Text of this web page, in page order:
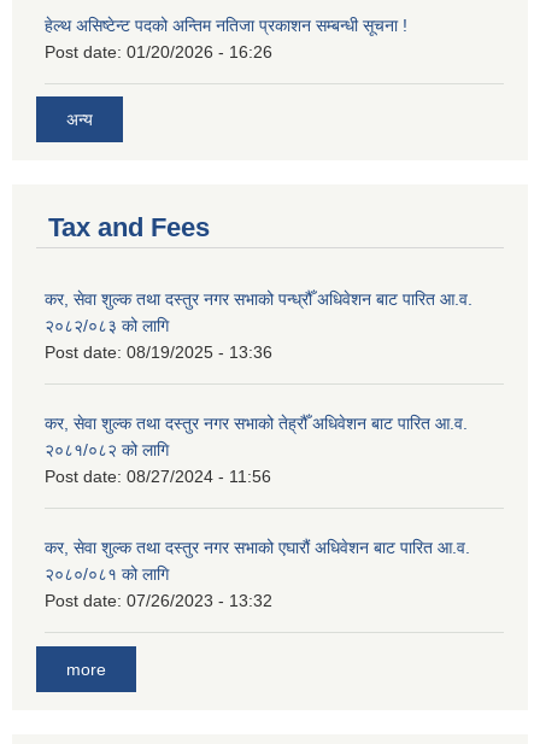
हेल्थ असिष्टेन्ट पदको अन्तिम नतिजा प्रकाशन सम्बन्धी सूचना !
Post date: 01/20/2026 - 16:26
अन्य
Tax and Fees
कर, सेवा शुल्क तथा दस्तुर नगर सभाको पन्ध्रौँ अधिवेशन बाट पारित आ.व.
२०८२/०८३ को लागि
Post date: 08/19/2025 - 13:36
कर, सेवा शुल्क तथा दस्तुर नगर सभाको तेह्रौँ अधिवेशन बाट पारित आ.व.
२०८१/०८२ को लागि
Post date: 08/27/2024 - 11:56
कर, सेवा शुल्क तथा दस्तुर नगर सभाको एघारौं अधिवेशन बाट पारित आ.व.
२०८०/०८१ को लागि
Post date: 07/26/2023 - 13:32
more